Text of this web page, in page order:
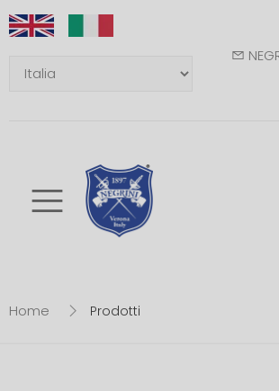
Toggle
Home Prodotti